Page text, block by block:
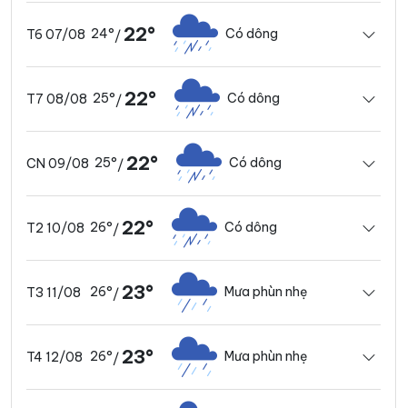
T6 07/08 24°/ 22° Có dông
T7 08/08 25°/ 22° Có dông
CN 09/08 25°/ 22° Có dông
T2 10/08 26°/ 22° Có dông
T3 11/08 26°/ 23° Mưa phùn nhẹ
T4 12/08 26°/ 23° Mưa phùn nhẹ